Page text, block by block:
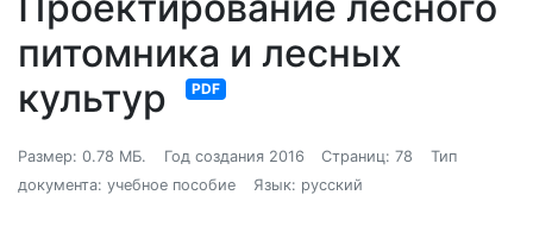
питомника и лесных
культур
PDF
Размер: 0.78 МБ. Год создания 2016 Страниц: 78
Тип
документа: учебное пособие
Язык: русский